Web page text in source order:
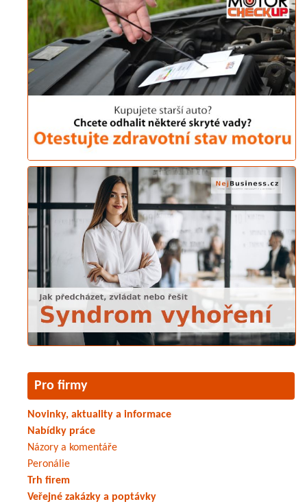
Pro firmy
Novinky, aktuality a informace
Nabídky práce
Názory a komentáře
Peronálie
Trh firem
Veřejné zakázky a poptávky